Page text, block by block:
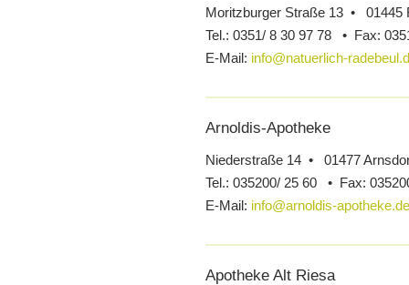
Moritzburger Straße 13 • 01445
Tel.: 0351/ 8 30 97 78 • Fax:
E-Mail: info@natuerlich-
Arnoldis-Apotheke
Niederstraße 14 • 01477
Tel.: 035200/ 25 60 • Fax:
E-Mail: info@arnoldis-apotheke.de
Apotheke Alt Riesa